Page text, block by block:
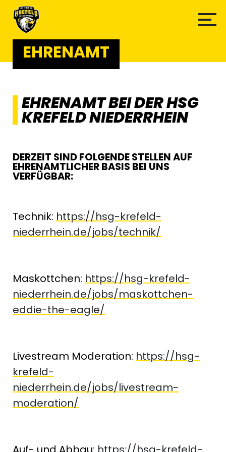
EHRENAMT
EHRENAMT BEI DER HSG
KREFELD NIEDERRHEIN
DERZEIT SIND FOLGENDE STELLEN AUF
EHRENAMTLICHER BASIS BEI UNS
VERFÜGBAR:
Technik: https://hsg-krefeld-
niederrhein.de/jobs/technik/
Maskottchen: https://hsg-krefeld-
niederrhein.de/jobs/maskottchen-
eddie-the-eagle/
Livestream Moderation: https://hsg-
krefeld-
niederrhein.de/jobs/livestream-
moderation/